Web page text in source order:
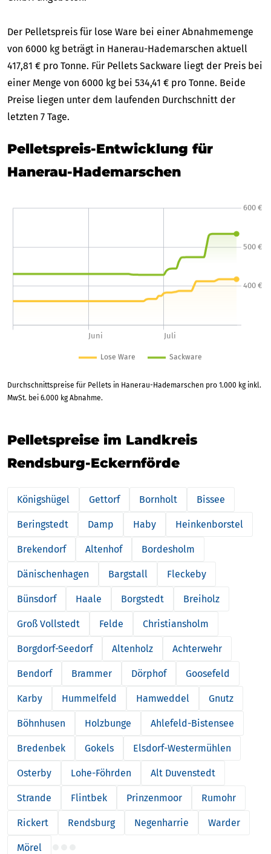
Der Pelletspreis für lose Ware bei einer Abnahmemenge
von 6000 kg beträgt in Hanerau-Hademarschen aktuell
417,81 € pro Tonne. Für Pellets Sackware liegt der Preis bei
einer Menge von 6000 kg bei 534,41 € pro Tonne. Beide
Preise liegen unter dem laufenden Durchschnitt der
letzten 7 Tage.
Pelletspreis-Entwicklung für
Hanerau-Hademarschen
Durchschnittspreise für Pellets in Hanerau-Hademarschen pro 1.000 kg inkl.
MwSt. bei 6.000 kg Abnahme.
Pelletspreise im Landkreis
Rendsburg-Eckernförde
Königshügel Gettorf Bornholt Bissee
Beringstedt Damp Haby Heinkenborstel
Brekendorf Altenhof Bordesholm
Dänischenhagen Bargstall Fleckeby
Bünsdorf Haale Borgstedt Breiholz
Groß Vollstedt Felde Christiansholm
Borgdorf-Seedorf Altenholz Achterwehr
Bendorf Brammer Dörphof Goosefeld
Karby Hummelfeld Hamweddel Gnutz
Böhnhusen Holzbunge Ahlefeld-Bistensee
Bredenbek Gokels Elsdorf-Westermühlen
Osterby Lohe-Föhrden Alt Duvenstedt
Strande Flintbek Prinzenmoor Rumohr
Rickert Rendsburg Negenharrie Warder
Mörel